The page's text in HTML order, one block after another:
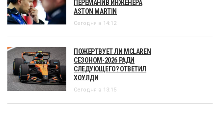
ПЕРЕМАНИВ ИНЖЕНЕРА
ASTON MARTIN
Сегодня в 14:12
ПОЖЕРТВУЕТ ЛИ MCLAREN
СЕЗОНОМ-2026 РАДИ
СЛЕДУЮЩЕГО? ОТВЕТИЛ
ХОУЛДИ
Сегодня в 13:15